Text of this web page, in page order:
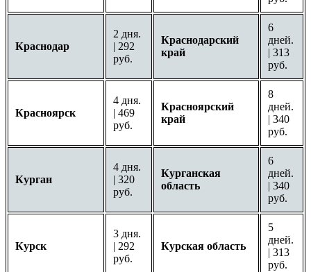
Краснодар
2 дня.
| 292
руб.
Краснодарский
край
6
дней.
| 313
руб.
Красноярск
4 дня.
| 469
руб.
Красноярский
край
8
дней.
| 340
руб.
Курган
4 дня.
| 320
руб.
Курганская
область
6
дней.
| 340
руб.
Курск
3 дня.
| 292
руб.
Курская область
5
дней.
| 313
руб.